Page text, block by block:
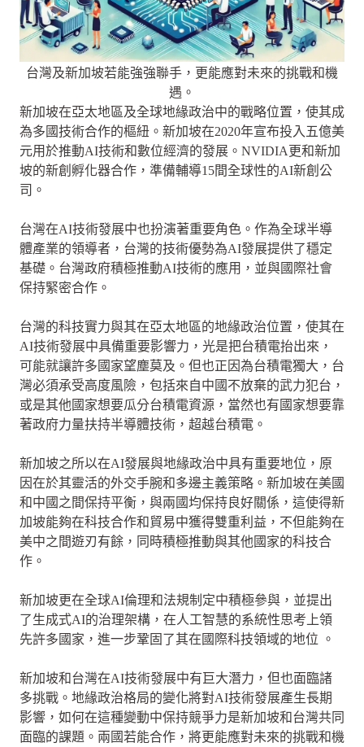
台灣及新加坡若能強強聯手，更能應對未來的挑戰和機
遇。
新加坡在亞太地區及全球地緣政治中的戰略位置，使其成
為多國技術合作的樞紐。新加坡在2020年宣布投入五億美
元用於推動AI技術和數位經濟的發展。NVIDIA更和新加
坡的新創孵化器合作，準備輔導15間全球性的AI新創公
司。
台灣在AI技術發展中也扮演著重要角色。作為全球半導
體產業的領導者，台灣的技術優勢為AI發展提供了穩定
基礎。台灣政府積極推動AI技術的應用，並與國際社會
保持緊密合作。
台灣的科技實力與其在亞太地區的地緣政治位置，使其在
AI技術發展中具備重要影響力，光是把台積電抬出來，
可能就讓許多國家望塵莫及。但也正因為台積電獨大，台
灣必須承受高度風險，包括來自中國不放棄的武力犯台，
或是其他國家想要瓜分台積電資源，當然也有國家想要靠
著政府力量扶持半導體技術，超越台積電。
新加坡之所以在AI發展與地緣政治中具有重要地位，原
因在於其靈活的外交手腕和多邊主義策略。新加坡在美國
和中國之間保持平衡，與兩國均保持良好關係，這使得新
加坡能夠在科技合作和貿易中獲得雙重利益，不但能夠在
美中之間遊刃有餘，同時積極推動與其他國家的科技合
作。
新加坡更在全球AI倫理和法規制定中積極參與，並提出
了生成式AI的治理架構，在人工智慧的系統性思考上領
先許多國家，進一步鞏固了其在國際科技領域的地位 。
新加坡和台灣在AI技術發展中有巨大潛力，但也面臨諸
多挑戰。地緣政治格局的變化將對AI技術發展產生長期
影響，如何在這種變動中保持競爭力是新加坡和台灣共同
面臨的課題。兩國若能合作，將更能應對未來的挑戰和機